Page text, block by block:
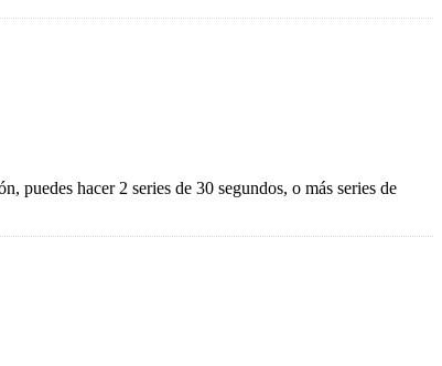
puedes hacer 2 series de 30 segundos, o más series de